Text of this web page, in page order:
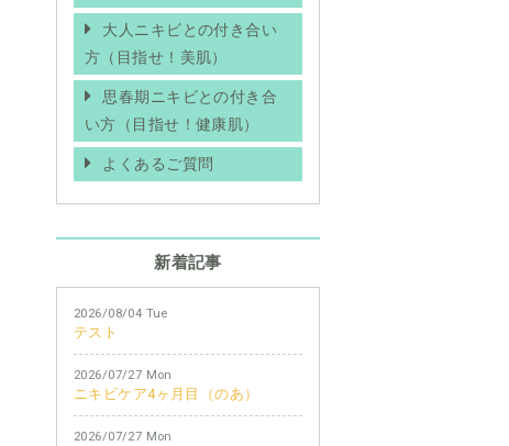
大人ニキビとの付き合い
方（目指せ！美肌）
思春期ニキビとの付き合
い方（目指せ！健康肌）
よくあるご質問
新着記事
2026/08/04 Tue
テスト
2026/07/27 Mon
ニキビケア4ヶ月目（のあ）
2026/07/27 Mon